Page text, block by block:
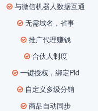
与微信机器人数据互通
无需域名，省事
推广代理赚钱
合伙人制度
一键授权，绑定Pid
自定义多级分销
商品自动同步